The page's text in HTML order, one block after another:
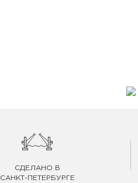
СДЕЛАНО В
САНКТ-ПЕТЕРБУРГЕ